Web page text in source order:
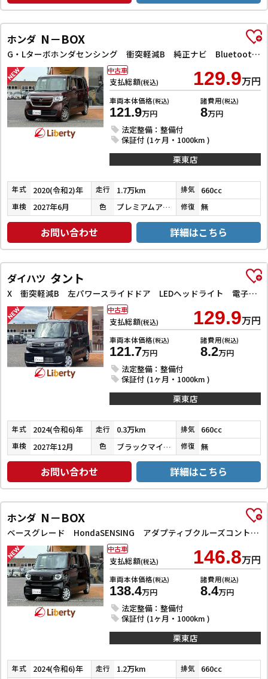
ホンダ N－BOX
G・Lターボホンダセンシング 衝突軽減B 純正ナビ Bluetooth対応 Bカメラ ビルドインETC 両側自動ドア LEDヘッドライト アダプティブクルーズコントロール スマートキー プッシュスタート 前席シートヒーター
支払総額(税込) 129.9万円
車両本体価格(税込)
121.9万円
諸費用(税込)
8万円
法定整備：整備付
保証付 (1ヶ月・1000km )
中古車
栗東店
年式 2020(令和2)年 走行 1.7万km 排気 660cc
車検 2027年6月 色 プレミアムアガットブラウンパール 修復 無
お問い合わせ 詳細はこちら
ダイハツ タント
X 衝突軽減B 左パワースライドドア LEDヘッドライト 電子パーキング 前席シートヒーター スマートキー プッシュスタート アイドリングストップ 障害物センサー オートエアコン 電動格納ミラー
支払総額(税込) 129.9万円
車両本体価格(税込)
121.7万円
諸費用(税込)
8.2万円
法定整備：整備付
保証付 (1ヶ月・1000km )
中古車
栗東店
年式 2024(令和6)年 走行 0.3万km 排気 660cc
車検 2027年12月 色 ブラックマイカメタリック 修復 無
お問い合わせ 詳細はこちら
ホンダ N－BOX
ベースグレード HondaSENSING アダプティブクルーズコントロール 左パワースライドドア 電子パーキング LEDヘッドライト スマートキー プッシュスタート 社外オーディオ オートエアコン
支払総額(税込) 146.8万円
車両本体価格(税込)
138.4万円
諸費用(税込)
8.4万円
法定整備：整備付
保証付 (1ヶ月・1000km )
中古車
栗東店
年式 2024(令和6)年 走行 1.2万km 排気 660cc